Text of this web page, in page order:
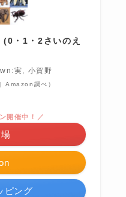
(0・1・2さいのえ
実, 小賀野
調べ）
開催中！／
ピング